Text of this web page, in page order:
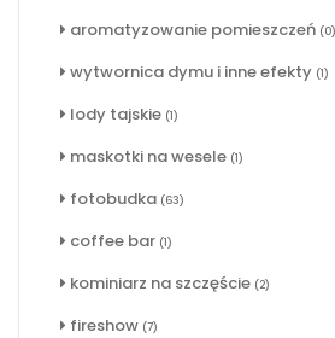
aromatyzowanie pomieszczeń (0)
wytwornica dymu i inne efekty (1)
lody tajskie (1)
maskotki na wesele (1)
fotobudka (63)
coffee bar (1)
kominiarz na szczęście (2)
fireshow (7)